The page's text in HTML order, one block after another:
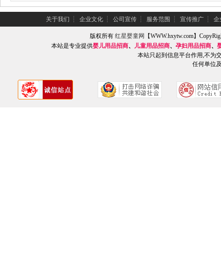
关于我们 ┆ 企业文化 ┆ 公司宣传 ┆ 服务范围 ┆ 宣传推广 ┆ 企
版权所有红星婴童网
【WWW.hxytw.com】
本站是专业提供婴儿用品招商、 儿童用品招商、 孕妇用品招商、
本站只起到信息平台作用,不为
任何单位